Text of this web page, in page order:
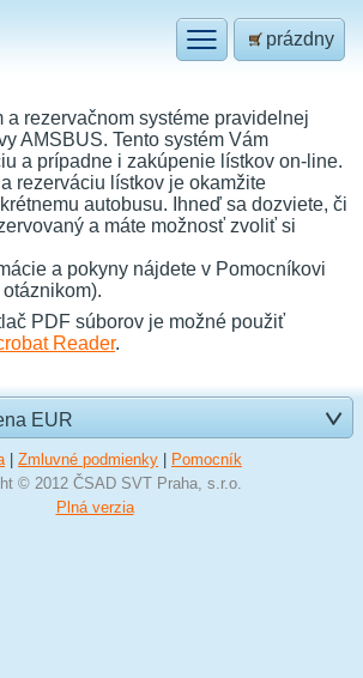
prázdny
a rezervačnom systéme pravidelnej
AMSBUS. Tento systém Vám
a prípadne i zakúpenie lístkov on-line.
rezerváciu lístkov je okamžite
autobusu. Ihneď sa dozviete, či
a máte možnosť zvoliť si
a pokyny nájdete v Pomocníkovi
PDF súborov je možné použiť
Reader.
EUR
| Zmluvné podmienky
Pomocník
© 2012 ČSAD SVT Praha, s.r.o.
Plná verzia